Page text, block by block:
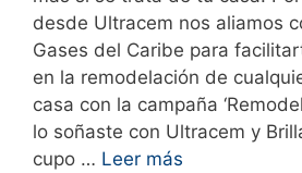
desde Ultracem nos aliamos
Gases del Caribe para
en la remodelación de
casa con la campaña
lo soñaste con Ultracem y
cupo … Leer más